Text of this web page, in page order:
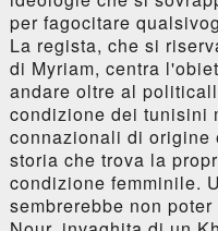
per fagocitare
La regista, che si
di Myriam, centra
andare oltre al
condizione dei tunisini
connazionali di origine
storia che trova la
condizione femminile.
sembrerebbe non